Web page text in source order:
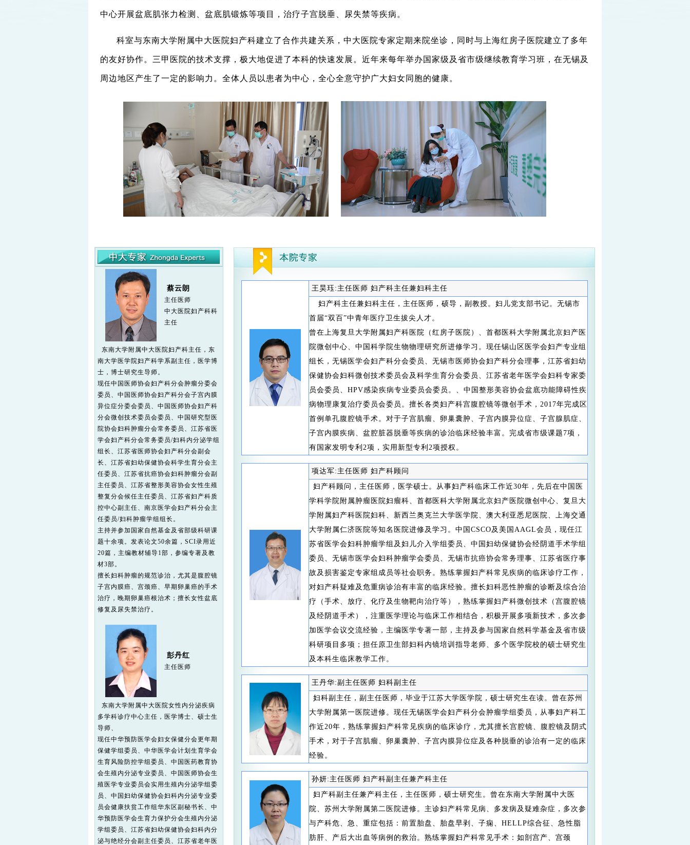
中心开展盆底肌张力检测、盆底肌锻炼等项目，治疗子宫脱垂、尿失禁等疾病。
科室与东南大学附属中大医院妇产科建立了合作共建关系，中大医院专家定期来院坐诊，同时与上海红房子医院建立了多年
的友好协作。三甲医院的技术支撑，极大地促进了本科的快速发展。近年来每年举办国家级及省市级继续教育学习班，在无锡及
周边地区产生了一定的影响力。全体人员以患者为中心，全心全意守护广大妇女同胞的健康。
蔡云朗
主任医师
中大医院妇产科科
主任
东南大学附属中大医院妇产科主任，东
南大学医学院妇产科学系副主任，医学博
士，博士研究生导师。
现任中国医师协会妇产科分会肿瘤分委会
委员、中国医师协会妇产科分会子宫内膜
异位症分委会委员、中国医师协会妇产科
分会微创技术委员会委员、中国研究型医
院协会妇科肿瘤分会常务委员、江苏省医
学会妇产科分会常务委员/妇科内分泌学组
组长、江苏省医师协会妇产科分会副会
长、江苏省妇幼保健协会科学生育分会主
任委员、江苏省抗癌协会妇科肿瘤分会副
主任委员、江苏省整形美容协会女性生殖
整复分会候任主任委员、江苏省妇产科质
控中心副主任、南京医学会妇产科分会主
任委员/妇科肿瘤学组组长。
主持并参加国家自然基金及省部级科研课
题十余项。发表论文50余篇，SCI录用近
20篇，主编教材辅导1部，参编专著及教
材3部。
擅长妇科肿瘤的规范诊治，尤其是腹腔镜
子宫内膜癌、宫颈癌、早期卵巢癌的手术
治疗，晚期卵巢癌根治术；擅长女性盆底
修复及尿失禁治疗。
彭丹红
主任医师
东南大学附属中大医院女性内分泌疾病
多学科诊疗中心主任，医学博士、硕士生
导师、
现任中华预防医学会妇女保健分会更年期
保健学组委员、中华医学会计划生育学会
生育风险防控学组委员、中国医药教育协
会生殖内分泌专业委员、中国医师协会生
殖医学专业委员会实用生殖内分泌学组委
员、中国妇幼保健协会妇科内分泌专业委
员会健康扶贫工作组华东区副秘书长、中
华预防医学会生育力保护分会生殖内分泌
学组委员、江苏省妇幼保健协会妇科内分
泌与绝经分会副主任委员、江苏省老年医
王昊珏:主任医师 妇产科主任兼妇科主任
妇产科主任兼妇科主任，主任医师，硕导，副教授。妇儿党支部书记。无锡市
首届“双百”中青年医疗卫生拔尖人才。
曾在上海复旦大学附属妇产科医院（红房子医院）、首都医科大学附属北京妇产医
院微创中心、中国科学院生物物理研究所进修学习。现任锡山区医学会妇产专业组
组长，无锡医学会妇产科分会委员、无锡市医师协会妇产科分会理事，江苏省妇幼
保健协会妇科微创技术委员会及科学生育分会委员、江苏省老年医学会妇科专家委
员会委员、HPV感染疾病专业委员会委员。、中国整形美容协会盆底功能障碍性疾
病物理康复治疗委员会委员。擅长各类妇产科宫腹腔镜等微创手术，2017年完成区
首例单孔腹腔镜手术。对于子宫肌瘤、卵巢囊肿、子宫内膜异位症、子宫腺肌症、
子宫内膜疾病、盆腔脏器脱垂等疾病的诊治临床经验丰富。完成省市级课题7项，
有国家发明专利2项，实用新型专利2项授权。
项达军:主任医师 妇产科顾问
妇产科顾问，主任医师，医学硕士。从事妇产科临床工作近30年，先后在中国医
学科学院附属肿瘤医院妇瘤科、首都医科大学附属北京妇产医院微创中心、复旦大
学附属妇产科医院妇科、新西兰奥克兰大学医学院、澳大利亚悉尼医院、上海交通
大学附属仁济医院等知名医院进修及学习。中国CSCO及美国AAGL会员，现任江
苏省医学会妇科肿瘤学组及妇儿介入学组委员、中国妇幼保健协会经阴道手术学组
委员、无锡市医学会妇科肿瘤学会委员、无锡市抗癌协会常务理事、江苏省医疗事
故及损害鉴定专家组成员等社会职务。熟练掌握妇产科常见疾病的临床诊疗工作，
对妇产科疑难及危重病诊治有丰富的临床经验。擅长妇科恶性肿瘤的诊断及综合治
疗（手术、放疗、化疗及生物靶向治疗等），熟练掌握妇产科微创技术（宫腹腔镜
及经阴道手术），注重医学理论与临床工作相结合，积极开展多项新技术，多次参
加医学会议交流经验，主编医学专著一部，主持及参与国家自然科学基金及省市级
科研项目多项；担任原卫生部妇科内镜培训指导老师、多个医学院校的硕士研究生
及本科生临床教学工作。
王丹华:副主任医师 妇科副主任
妇科副主任，副主任医师，毕业于江苏大学医学院，硕士研究生在读。曾在苏州
大学附属第一医院进修。现任无锡医学会妇产科分会肿瘤学组委员，从事妇产科工
作近20年，熟练掌握妇产科常见疾病的临床诊疗，尤其擅长宫腔镜、腹腔镜及阴式
手术，对于子宫肌瘤、卵巢囊肿、子宫内膜异位症及各种脱垂的诊治有一定的临床
经验。
孙妍:主任医师 妇产科副主任兼产科主任
妇产科副主任兼产科主任，主任医师，硕士研究生。曾在东南大学附属中大医
院、苏州大学附属第二医院进修。主诊妇产科常见病、多发病及疑难杂症，多次参
与产科危、急、重症包括：前置胎盘、胎盘早剥、子痫、HELLP综合征、急性脂
肪肝、产后大出血等病例的救治。熟练掌握妇产科常见手术：如剖宫产、宫颈